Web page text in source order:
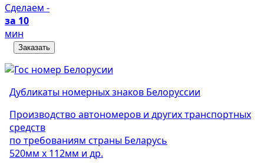
Сделаем -
за 10
мин
Заказать
Дубликаты номерных знаков Белоруссии
Производство автономеров и других транспортных
средств
по требованиям страны Беларусь
520мм х 112мм и др.